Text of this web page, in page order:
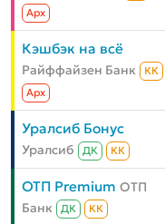
Aрх
Кэшбэк на всё
Райффайзен Банк
КК
Aрх
Уралсиб Бонус
Уралсиб ДК КК
ОТП Premium ОТП
Банк
ДК КК